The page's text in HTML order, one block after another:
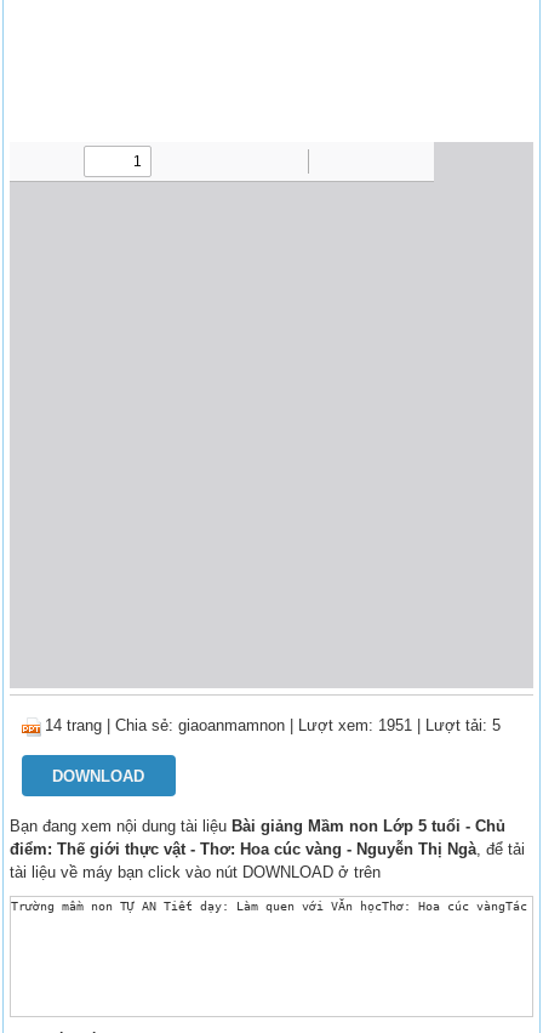
14 trang |Chia sẻ:giaoanmamnon | Lượt xem: 1951 | Lượt tải: 5
DOWNLOAD
Bạn đang xem nội dung tài liệu Bài giảng Mầm non Lớp 5 tuổi - Chủ
điểm: Thế giới thực vật - Thơ: Hoa cúc vàng - Nguyễn Thị Ngà, để tải
tài liệu về máy bạn click vào nút DOWNLOAD ở trên
Trường mầm non TỰ AN Tiết dạy: Làm quen với VĂn họcThơ: Hoa cúc